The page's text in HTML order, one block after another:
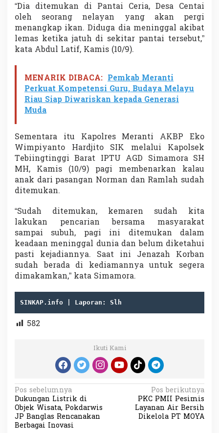
a
w
a
“Dia ditemukan di Pantai Ceria, Desa Centai
oleh seorang nelayan yang akan pergi
menangkap ikan. Diduga dia meninggal akibat
lemas ketika jatuh di sekitar pantai tersebut,”
kata Abdul Latif, Kamis (10/9).
MENARIK DIBACA: Pemkab Meranti
Perkuat Kompetensi Guru, Budaya Melayu
Riau Siap Diwariskan kepada Generasi
Muda
Sementara itu Kapolres Meranti AKBP Eko
Wimpiyanto Hardjito SIK melalui Kapolsek
Tebiingtinggi Barat IPTU AGD Simamora SH
MH, Kamis (10/9) pagi membenarkan kalau
anak dari pasangan Norman dan Ramlah sudah
ditemukan.
“Sudah ditemukan, kemaren sudah kita
lakukan pencarian bersama masyarakat
sampai subuh, pagi ini ditemukan dalam
keadaan meninggal dunia dan belum diketahui
pasti kejadiannya. Saat ini Jenazah Korban
sudah berada di kediamannya untuk segera
dimakamkan,” kata Simamora.
SINKAP.info | Laporan: Slh
582
Ikuti Kami
N
a
v
Pos sebelumnya
Dukungan Listrik di
Objek Wisata, Pokdarwis
JP Banglas Rencanakan
Berbagai Inovasi
Pos berikutnya
PKC PMII Pesimis
Layanan Air Bersih
Dikelola PT MOYA